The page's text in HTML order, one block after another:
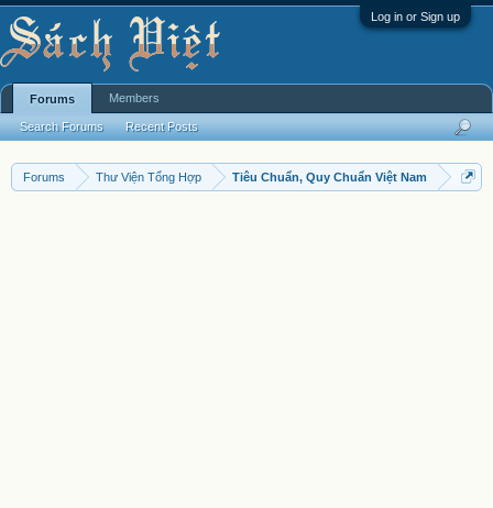
Log in or Sign up
Forums Thư Viện Tổng Hợp Tiêu Chuẩn, Quy Chuẩn Việt Nam
Forums
Search Forums Recent Posts
Members